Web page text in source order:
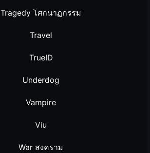
Tragedy โศกนาฏกรรม
Travel
TrueID
Underdog
Vampire
Viu
War สงคราม